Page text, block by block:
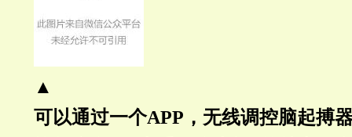
▲
可以通过一个APP，无线调控脑起搏